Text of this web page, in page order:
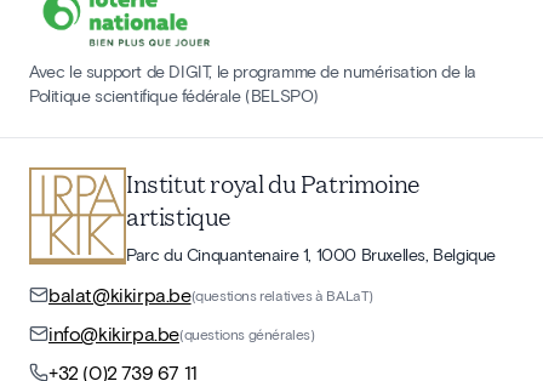
Avec le support de DIGIT, le programme de numérisation de la
Politique scientifique fédérale (BELSPO)
Institut royal du Patrimoine
artistique
Parc du Cinquantenaire 1, 1000 Bruxelles, Belgique
balat@kikirpa.be(questions relatives à BALaT)
info@kikirpa.be(questions générales)
+32 (0)2 739 67 11